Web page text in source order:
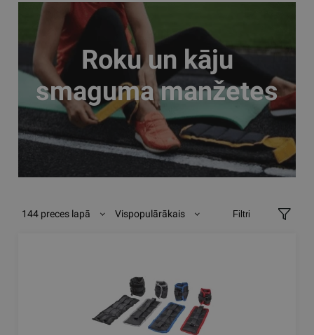
Roku un kāju
smaguma manžetes
144 preces lapā Vispopulārākais Filtri